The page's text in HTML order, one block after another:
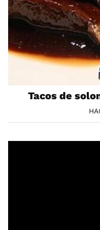
Tacos de